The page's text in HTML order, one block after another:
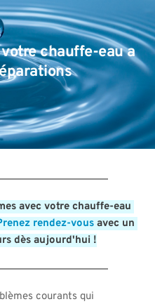
chauffe-eau a
avec votre chauffe-eau
rendez-vous avec un
dès aujourd'hui !
courants qui